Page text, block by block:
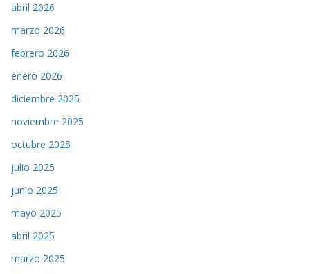
abril 2026
marzo 2026
febrero 2026
enero 2026
diciembre 2025
noviembre 2025
octubre 2025
julio 2025
junio 2025
mayo 2025
abril 2025
marzo 2025